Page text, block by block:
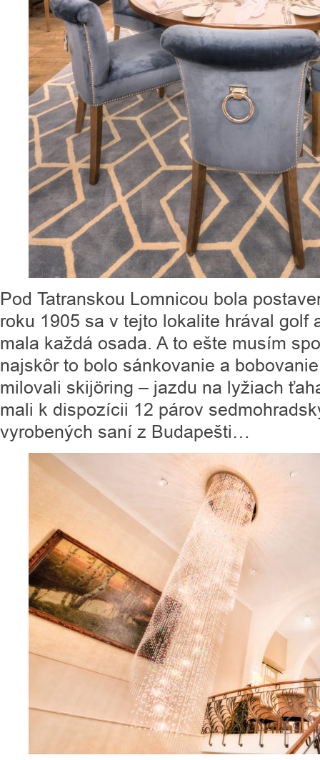
Pod Tatranskou Lomnicou bola
roku 1905 sa v tejto lokalite hrával golf
mala každá osada. A to ešte musím
najskôr to bolo sánkovanie a
milovali skijöring – jazdu na lyžiach
mali k dispozícii 12 párov
vyrobených saní z Budapešti…